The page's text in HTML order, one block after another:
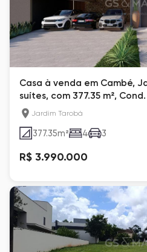
Casa à venda em Cambé,
suítes, com 377.35 m²,
Jardim Tarobá
377.35m² 4 3
R$ 3.990.000